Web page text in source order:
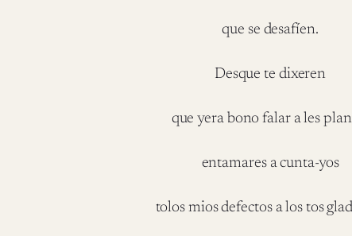
que se desafíen.
Desque te dixeren
que yera bono falar a les
entamares a cunta-yos
tolos mios defectos a los tos